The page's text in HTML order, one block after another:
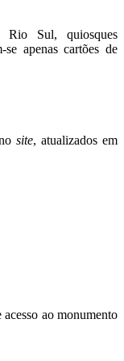
Sul, quiosques
apenas cartões de
nosite, atualizados em
ao monumento